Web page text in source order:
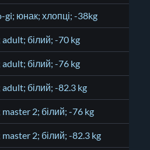
gi; юнак; хлопці; -38kg
adult; білий; -70 kg
adult; білий; -76 kg
adult; білий; -82.3 kg
master 2; білий; -76 kg
master 2; білий; -82.3 kg